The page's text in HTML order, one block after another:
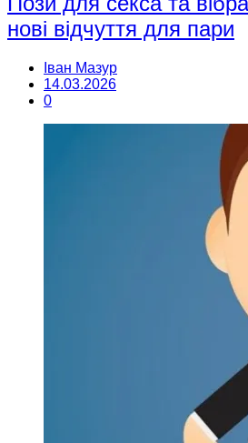
нові відчуття для пари
Іван Мазур
14.03.2026
0